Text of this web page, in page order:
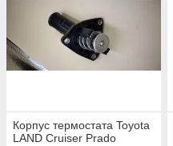
Корпус термостата Toyota
LAND Cruiser Prado